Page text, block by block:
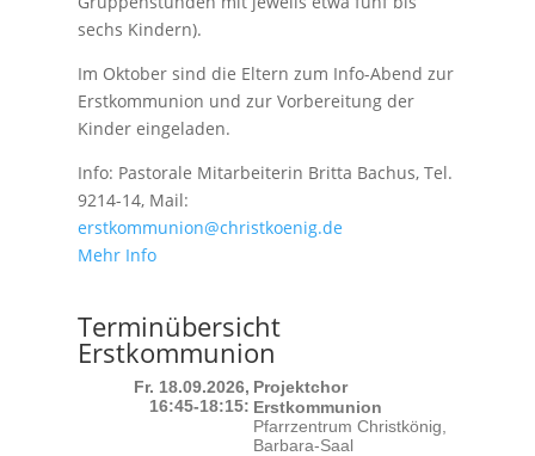
sechs Kindern).
Im Oktober sind die Eltern zum Info-Abend zur
Erstkommunion und zur Vorbereitung der
Kinder eingeladen.
Info: Pastorale Mitarbeiterin Britta Bachus, Tel.
9214-14, Mail:
erstkommunion@christkoenig.de
Mehr Info
Terminübersicht
Erstkommunion
Fr. 18.09.2026,
16:45-18:15:
Projektchor
Erstkommunion
Pfarrzentrum Christkönig,
Barbara-Saal